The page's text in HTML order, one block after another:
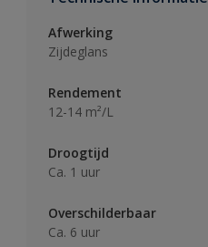
Afwerking
Zijdeglans
Rendement
12-14 m²/L
Droogtijd
Ca. 1 uur
Overschilderbaar
Ca. 6 uur